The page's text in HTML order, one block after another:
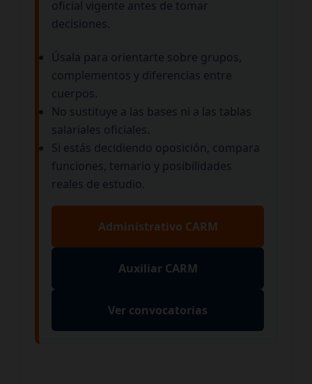
oficial vigente antes de tomar
decisiones.
Úsala para orientarte sobre grupos,
complementos y diferencias entre
cuerpos.
No sustituye a las bases ni a las tablas
salariales oficiales.
Si estás decidiendo oposición, compara
funciones, temario y posibilidades
reales de estudio.
Administrativo CARM
Auxiliar CARM
Ver convocatorias